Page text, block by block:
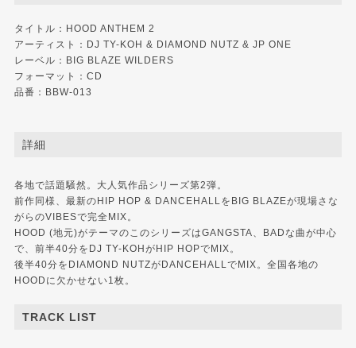
タイトル：HOOD ANTHEM 2
アーティスト：DJ TY-KOH & DIAMOND NUTZ & JP ONE
レーベル： BIG BLAZE WILDERS
フォーマット：CD
品番：BBW-013
詳細
各地で話題騒然。大人気作品シリーズ第2弾。
前作同様、最新のHIP HOP & DANCEHALLをBIG BLAZEが現場さな
がらのVIBESで完全MIX。
HOOD (地元)がテーマのこのシリーズはGANGSTA、BADな曲が中心
で、前半40分をDJ TY-KOHがHIP HOPでMIX。
後半40分をDIAMOND NUTZがDANCEHALLでMIX。全国各地の
HOODに欠かせない1枚。
TRACK LIST